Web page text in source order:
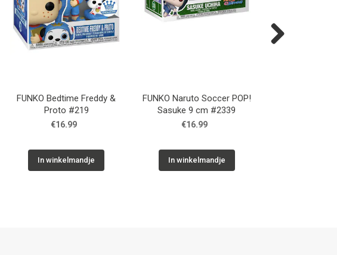
FUNKO Bedtime Freddy &
Proto #219
€16.99
In winkelmandje
FUNKO Naruto Soccer POP!
Sasuke 9 cm #2339
€16.99
In winkelmandje